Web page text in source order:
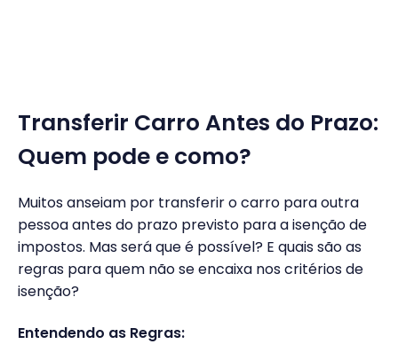
Transferir Carro Antes do Prazo:
Quem pode e como?
Muitos anseiam por transferir o carro para outra
pessoa antes do prazo previsto para a isenção de
impostos. Mas será que é possível? E quais são as
regras para quem não se encaixa nos critérios de
isenção?
Entendendo as Regras: